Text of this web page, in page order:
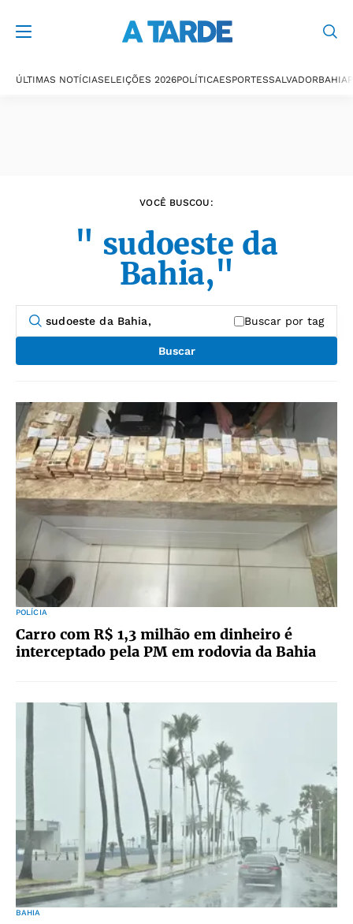
ÚLTIMAS NOTÍCIASELEIÇÕES 2026POLÍTICAESPORTESSALVADORBAHIA
VOCÊ BUSCOU:
" sudoeste da
Bahia,"
Buscar por tag
Buscar
POLÍCIA
Carro com R$ 1,3 milhão em dinheiro é
interceptado pela PM em rodovia da Bahia
BAHIA